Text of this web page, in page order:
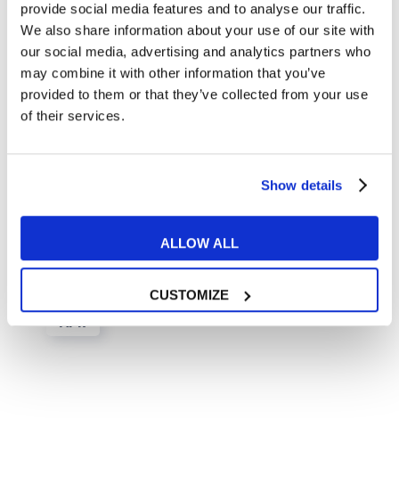
provide social media features and to analyse our traffic.
We also share information about your use of our site with
our social media, advertising and analytics partners who
may combine it with other information that you’ve
provided to them or that they’ve collected from your use
of their services.
Show details
ALLOW ALL
CUSTOMIZE
Esercizi e Grammatica
conversazioni in inglese
15
APR